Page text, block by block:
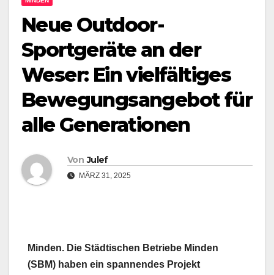
Neue Outdoor-
Sportgeräte an der
Weser: Ein vielfältiges
Bewegungsangebot für
alle Generationen
Von Julef
MÄRZ 31, 2025
Minden. Die Städtischen Betriebe Minden
(SBM) haben ein spannendes Projekt